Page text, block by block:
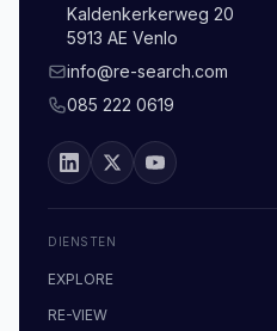
Kaldenkerkerweg 20
5913 AE Venlo
info@re-search.com
085 222 0619
DIENSTEN
EXPLORE
RE-VIEW